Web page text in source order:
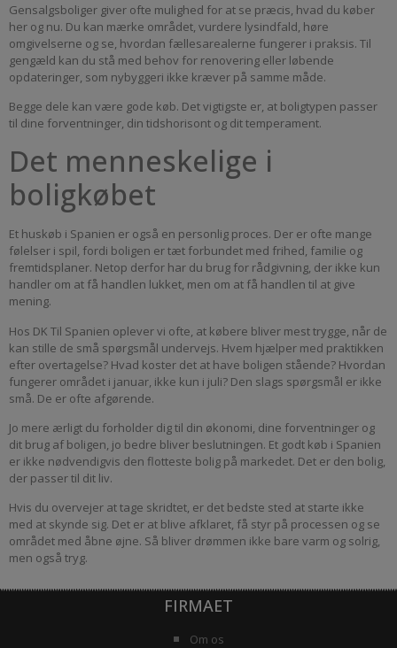
Gensalgsboliger giver ofte mulighed for at se præcis, hvad du køber
her og nu. Du kan mærke området, vurdere lysindfald, høre
omgivelserne og se, hvordan fællesarealerne fungerer i praksis. Til
gengæld kan du stå med behov for renovering eller løbende
opdateringer, som nybyggeri ikke kræver på samme måde.
Begge dele kan være gode køb. Det vigtigste er, at boligtypen passer
til dine forventninger, din tidshorisont og dit temperament.
Det menneskelige i
boligkøbet
Et huskøb i Spanien er også en personlig proces. Der er ofte mange
følelser i spil, fordi boligen er tæt forbundet med frihed, familie og
fremtidsplaner. Netop derfor har du brug for rådgivning, der ikke kun
handler om at få handlen lukket, men om at få handlen til at give
mening.
Hos DK Til Spanien oplever vi ofte, at købere bliver mest trygge, når de
kan stille de små spørgsmål undervejs. Hvem hjælper med praktikken
efter overtagelse? Hvad koster det at have boligen stående? Hvordan
fungerer området i januar, ikke kun i juli? Den slags spørgsmål er ikke
små. De er ofte afgørende.
Jo mere ærligt du forholder dig til din økonomi, dine forventninger og
dit brug af boligen, jo bedre bliver beslutningen. Et godt køb i Spanien
er ikke nødvendigvis den flotteste bolig på markedet. Det er den bolig,
der passer til dit liv.
Hvis du overvejer at tage skridtet, er det bedste sted at starte ikke
med at skynde sig. Det er at blive afklaret, få styr på processen og se
området med åbne øjne. Så bliver drømmen ikke bare varm og solrig,
men også tryg.
FIRMAET
Om os